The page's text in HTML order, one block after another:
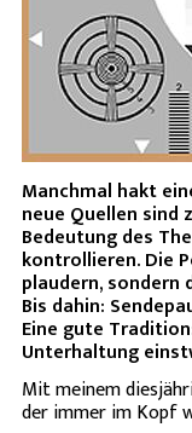
Manchmal hakt
neue Quellen sind
Bedeutung des
kontrollieren. Die
plaudern, sondern
Bis dahin:
Eine gute
Unterhaltung
Mit meinem
der immer im Kopf